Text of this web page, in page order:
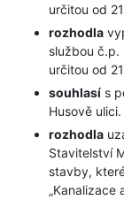
určitou od
rozhodla
službou č.p.
určitou od
souhlasí s
Husově
rozhodla
Stavitelství
stavby,
„Kanalizace